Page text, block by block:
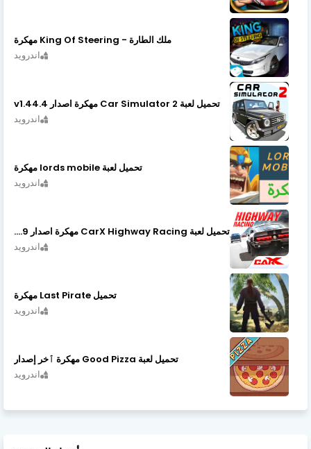
ملك الطارة - King Of Steering مهكرة
اندرويد
تحميل لعبة Car Simulator 2 مهكرة اصدار v1.44.4
اندرويد
تحميل لعبة lords mobile مهكرة
اندرويد
تحميل لعبة CarX Highway Racing مهكرة اصدار v1.74.9
اندرويد
تحميل Last Pirate مهكرة
اندرويد
تحميل لعبة Good Pizza مهكرة ٱخر إصدار
اندرويد